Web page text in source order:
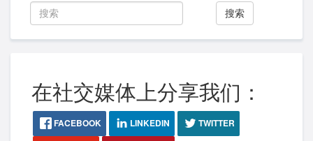
搜索
在社交媒体上分享我们：
FACEBOOK LINKEDIN
TWITTER